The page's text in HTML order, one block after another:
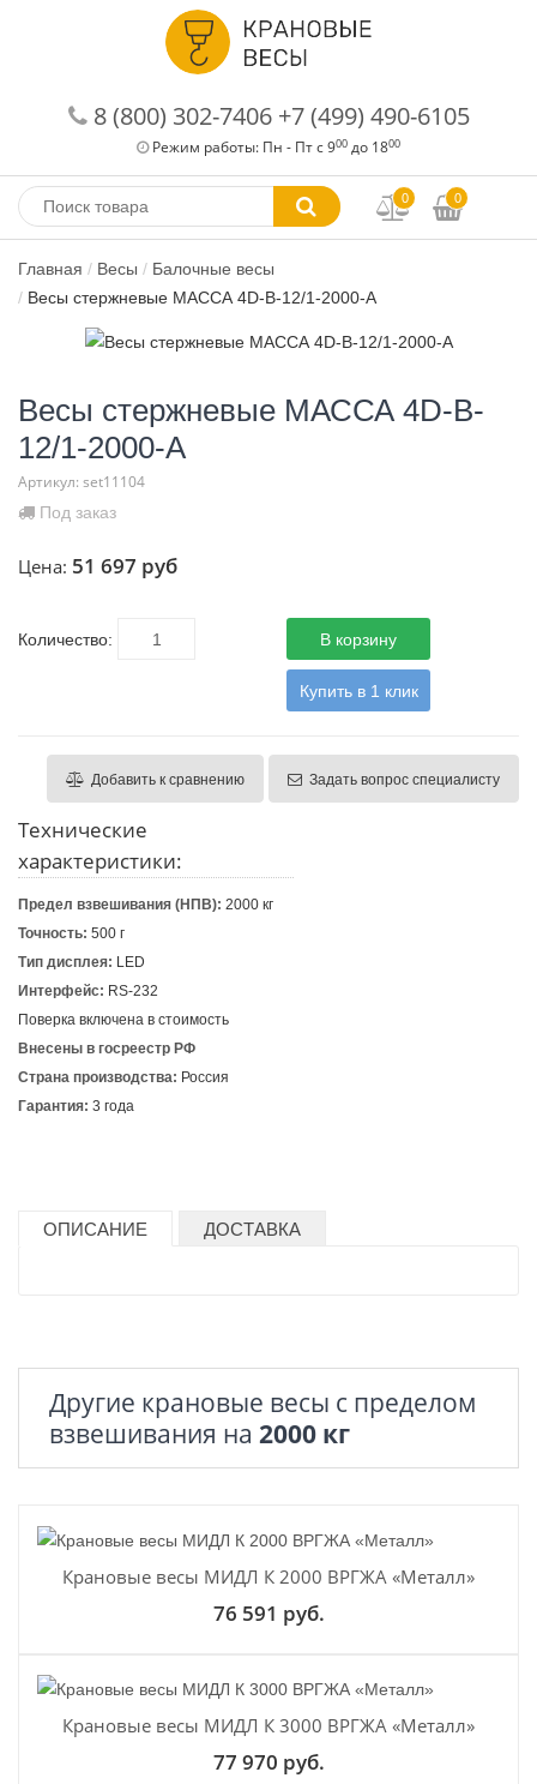
8 (800) 302-7406 +7 (499) 490-6105
Режим работы: Пн - Пт с 900 до 1800
0 0
Главная Весы
Балочные весы
Весы стержневые МАССА 4D-B-12/1-2000-A
Весы стержневые МАССА 4D-B-
12/1-2000-A
Артикул: set11104
Под заказ
Цена: 51 697 руб
Количество: В корзину
Купить в 1 клик
Добавить к сравнению Задать вопрос специалисту
Технические
характеристики:
Предел взвешивания (НПВ): 2000 кг
Точность: 500 г
Тип дисплея: LED
Интерфейс: RS-232
Поверка включена в стоимость
Внесены в госреестр РФ
Страна производства: Россия
Гарантия: 3 года
ОПИСАНИЕ ДОСТАВКА
Другие крановые весы с пределом
взвешивания на 2000 кг
Крановые весы МИДЛ К 2000 ВРГЖА «Металл»
76 591 руб.
Крановые весы МИДЛ К 3000 ВРГЖА «Металл»
77 970 руб.